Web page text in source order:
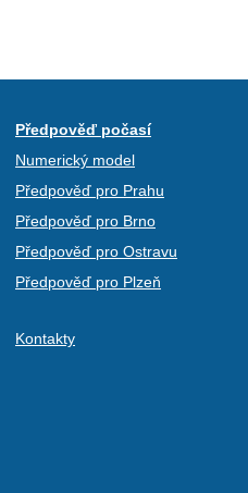
Předpověď počasí
Numerický model
Předpověď pro Prahu
Předpověď pro Brno
Předpověď pro Ostravu
Předpověď pro Plzeň
Kontakty